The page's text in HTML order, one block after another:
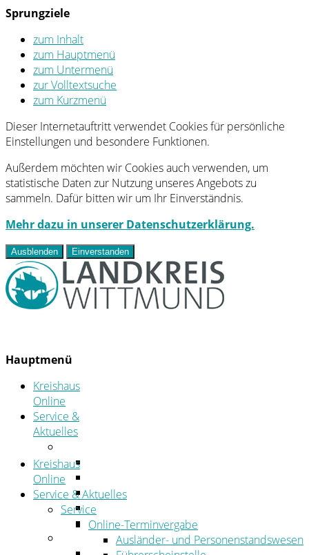
Sprungziele
zum Inhalt
zum Hauptmenü
zum Untermenü
zur Volltextsuche
zum Kurzmenü
Dieser Internetauftritt verwendet Cookies für persönliche
Einstellungen und besondere Funktionen.
Außerdem möchten wir Cookies auch verwenden, um
statistische Daten zur Nutzung unseres Angebots zu
sammeln. Dafür bitten wir um Ihr Einverständnis.
Mehr dazu in unserer Datenschutzerklärung.
Ausblenden Einverstanden
Hauptmenü
Kreishaus
Online
Service &
Aktuelles
Ansprechpersonen
Formulare
Öffnungszeiten
Aktuelles
Kreishaus
Online
Service & Aktuelles
Service
Online-Terminvergabe
Ausländer- und Personenstandswesen